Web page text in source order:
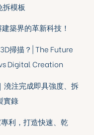
模板
築界的革新科技！
掃描？| The Future
Digital Creation
澆注完成即具強度、拆
實錄
利，打造快速、乾